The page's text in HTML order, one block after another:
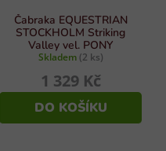
Čabraka EQUESTRIAN
STOCKHOLM Striking
Valley vel. PONY
Skladem (2 ks)
1 329 Kč
DO KOŠÍKU